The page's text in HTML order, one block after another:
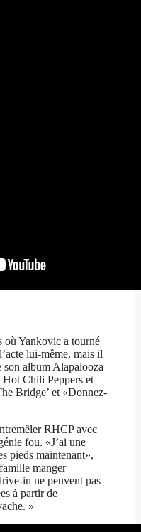
où Yankovic a tourné
lui-même, mais il
son album Alapalooza
Chili Peppers et
Bridge’ et «Donnez-
RHCP avec
fou. «J’ai une
pieds maintenant»,
manger
in ne peuvent pas
à partir de
»